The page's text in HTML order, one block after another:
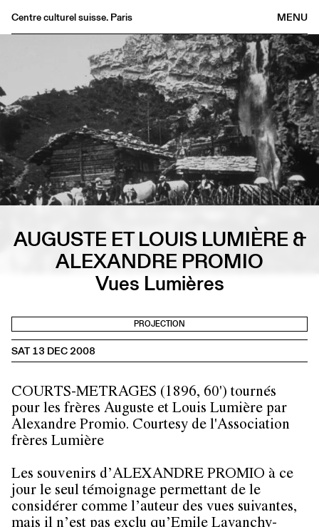
MENU
Centre culturel suisse. Paris
Buvette
Archives
Medias
Publications
About
FR/EN
AUGUSTE ET LOUIS LUMIÈRE &
ALEXANDRE PROMIO
Vues Lumières
PROJECTION
SAT 13 DEC 2008
COURTS-METRAGES (1896, 60') tournés
pour les frères Auguste et Louis Lumière par
Alexandre Promio. Courtesy de l'Association
frères Lumière
Les souvenirs d’ALEXANDRE PROMIO à ce
jour le seul témoignage permettant de le
considérer comme l’auteur des vues suivantes,